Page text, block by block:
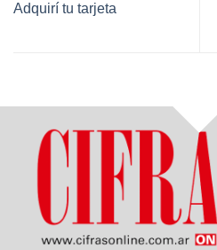
Adquirí tu tarjeta